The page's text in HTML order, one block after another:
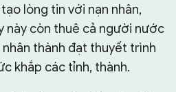
lòng tin với nạn nhân,
này còn thuê cả người nước
thành đạt thuyết trình
khắp các tỉnh, thành.